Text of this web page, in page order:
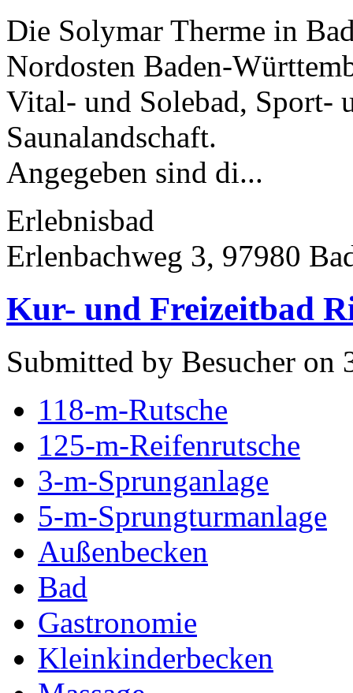
Die Solymar Therme in
Nordosten Baden-
Vital- und Solebad, Sport-
Saunalandschaft.
Angegeben sind di...
Erlebnisbad
Erlenbachweg 3, 97980
Kur- und Freizeitbad
Submitted by Besucher on
118-m-Rutsche
125-m-Reifenrutsche
3-m-Sprunganlage
5-m-Sprungturmanlage
Außenbecken
Bad
Gastronomie
Kleinkinderbecken